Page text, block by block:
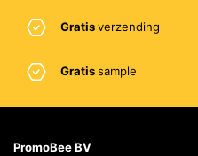
Gratisverzending
Gratissample
PromoBee BV